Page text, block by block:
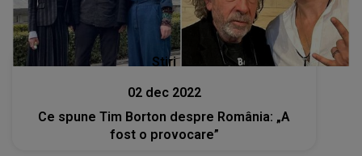
Stiri
02 dec 2022
Ce spune Tim Borton despre România: „A
fost o provocare”